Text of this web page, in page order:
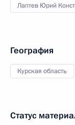
Лаптев Юрий
География
Курская область
Статус